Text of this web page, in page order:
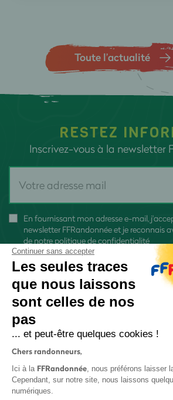
Toute l’actualité
RESTEZ
Inscrivez-vous à la newsletter
En fournissant mon adresse e-mail,
newsletter FFRandonnée et je reconnais
de notre politique de confidentialité
Continuer sans accepter
Les seules traces
que nous laissons
sont celles de nos
pas
... et peut-être quelques cookies !
Chers randonneurs,
Ici à la FFRandonnée, nous préférons laisser
Cependant, sur notre site, nous laissons
numériques.